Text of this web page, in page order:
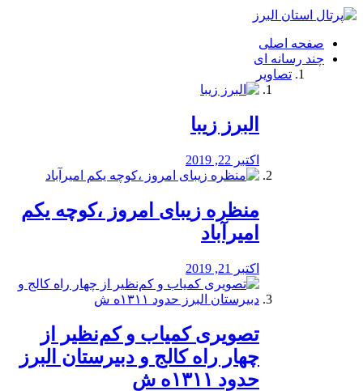
فصد
شرق
تهران
خشکشویی
صفحه اصلی
چند رسانه ای
تصاویر
البرز زیبا
اکتبر 22, 2019
منظره‌‌ زیبای امروز ،کوچه یکم
امیرآباد
اکتبر 21, 2019
️تصویری کمیاب و کم‌نظیر از
چهار راه كالج و دبيرستان البرز
حدود ۱۳۱۱ه ش